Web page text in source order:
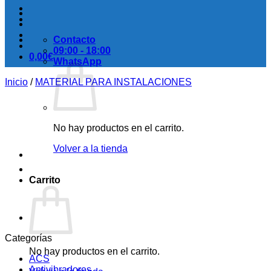
0,00€
No hay productos en el carrito.
Volver a la tienda
Carrito
No hay productos en el carrito.
Contacto
09:00 - 18:00
WhatsApp
Inicio / MATERIAL PARA INSTALACIONES
Categorías
ACS